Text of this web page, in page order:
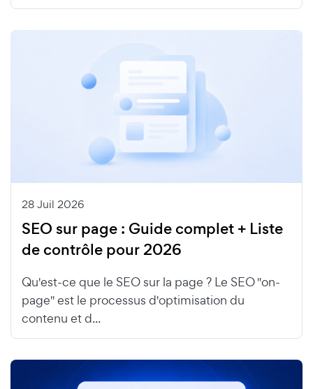
28 Juil 2026
SEO sur page : Guide complet + Liste
de contrôle pour 2026
Qu'est-ce que le SEO sur la page ? Le SEO "on-
page" est le processus d'optimisation du
contenu et d...